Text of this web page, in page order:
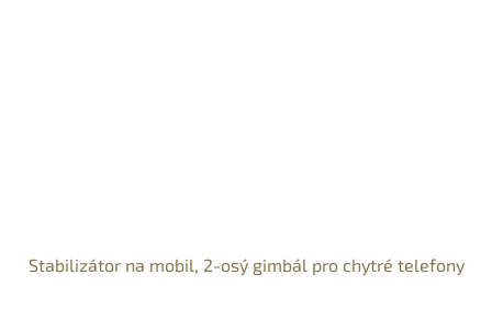
Stabilizátor na mobil, 2-osý gimbál pro chytré telefony